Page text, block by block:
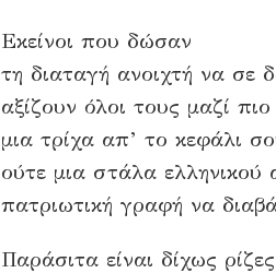
Εκείνοι που δώσαν
τη διαταγή ανοιχτή να σε
αξίζουν όλοι τους μαζί
μια τρίχα απ’ το κεφάλι
ούτε μια στάλα ελληνικού
πατριωτική γραφή να
Παράσιτα είναι δίχως